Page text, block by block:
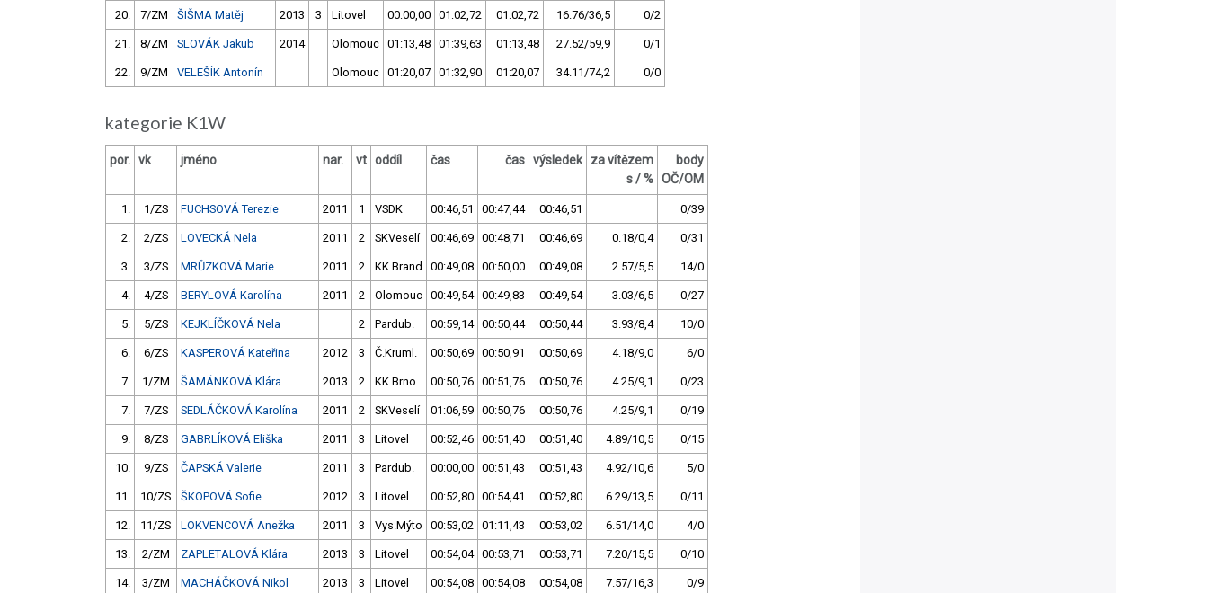
20. 7/ZM ŠIŠMA Matěj 2013 3 Litovel 00:00,00 01:02,72 01:02,72 16.76/36,5 0/2
21. 8/ZM SLOVÁK Jakub 2014 Olomouc 01:13,48 01:39,63 01:13,48 27.52/59,9 0/1
22. 9/ZM VELEŠÍK Antonín Olomouc 01:20,07 01:32,90 01:20,07 34.11/74,2 0/0
kategorie K1W
por. vk jméno nar. vt oddíl čas čas výsledek
za vítězem
s / %
body
OČ/OM
1. 1/ZS FUCHSOVÁ Terezie 2011 1 VSDK 00:46,51 00:47,44 00:46,51 0/39
2. 2/ZS LOVECKÁ Nela 2011 2 SKVeselí 00:46,69 00:48,71 00:46,69 0.18/0,4 0/31
3. 3/ZS MRŮZKOVÁ Marie 2011 2 KK Brand 00:49,08 00:50,00 00:49,08 2.57/5,5 14/0
4. 4/ZS BERYLOVÁ Karolína 2011 2 Olomouc 00:49,54 00:49,83 00:49,54 3.03/6,5 0/27
5. 5/ZS KEJKLÍČKOVÁ Nela 2 Pardub. 00:59,14 00:50,44 00:50,44 3.93/8,4 10/0
6. 6/ZS KASPEROVÁ Kateřina 2012 3 Č.Kruml. 00:50,69 00:50,91 00:50,69 4.18/9,0 6/0
7. 1/ZM ŠAMÁNKOVÁ Klára 2013 2 KK Brno 00:50,76 00:51,76 00:50,76 4.25/9,1 0/23
7. 7/ZS SEDLÁČKOVÁ Karolína 2011 2 SKVeselí 01:06,59 00:50,76 00:50,76 4.25/9,1 0/19
9. 8/ZS GABRLÍKOVÁ Eliška 2011 3 Litovel 00:52,46 00:51,40 00:51,40 4.89/10,5 0/15
10. 9/ZS ČAPSKÁ Valerie 2011 3 Pardub. 00:00,00 00:51,43 00:51,43 4.92/10,6 5/0
11. 10/ZS ŠKOPOVÁ Sofie 2012 3 Litovel 00:52,80 00:54,41 00:52,80 6.29/13,5 0/11
12. 11/ZS LOKVENCOVÁ Anežka 2011 3 Vys.Mýto 00:53,02 01:11,43 00:53,02 6.51/14,0 4/0
13. 2/ZM ZAPLETALOVÁ Klára 2013 3 Litovel 00:54,04 00:53,71 00:53,71 7.20/15,5 0/10
14. 3/ZM MACHÁČKOVÁ Nikol 2013 3 Litovel 00:54,08 00:54,08 00:54,08 7.57/16,3 0/9